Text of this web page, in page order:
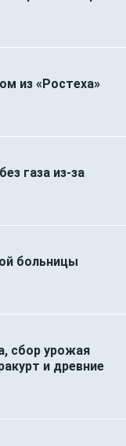
из «Ростеха»
газа из-за
больницы
сбор урожая
и древние